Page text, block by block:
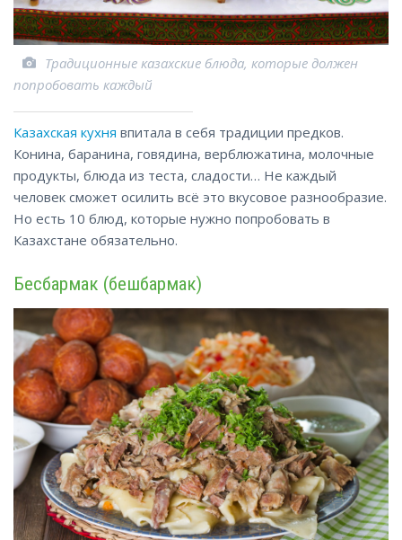
Традиционные казахские блюда, которые должен
попробовать каждый
Казахская кухня впитала в себя традиции предков.
Конина, баранина, говядина, верблюжатина, молочные
продукты, блюда из теста, сладости… Не каждый
человек сможет осилить всё это вкусовое разнообразие.
Но есть 10 блюд, которые нужно попробовать в
Казахстане обязательно.
Бесбармак (бешбармак)